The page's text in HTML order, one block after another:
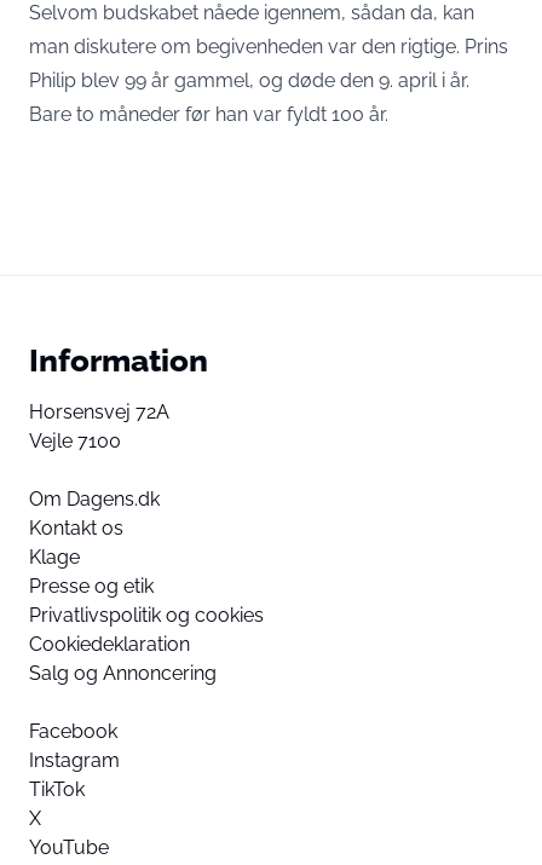
Selvom budskabet nåede igennem, sådan da, kan
man diskutere om begivenheden var den rigtige. Prins
Philip blev 99 år gammel, og døde den 9. april i år.
Bare to måneder før han var fyldt 100 år.
Information
Horsensvej 72A
Vejle 7100
Om Dagens.dk
Kontakt os
Klage
Presse og etik
Privatlivspolitik og cookies
Cookiedeklaration
Salg og Annoncering
Facebook
Instagram
TikTok
X
YouTube